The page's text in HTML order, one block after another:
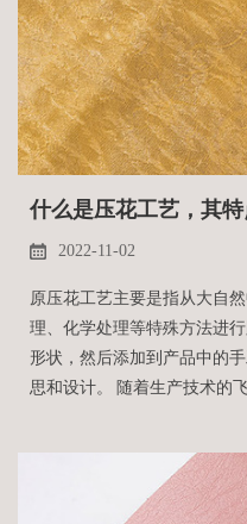
什么是压花工艺，其特
2022-11-02
原压花工艺主要是指从大自
理、化学处理等特殊方法进
形状，然后添加到产品中的
思和设计。 随着生产技术的